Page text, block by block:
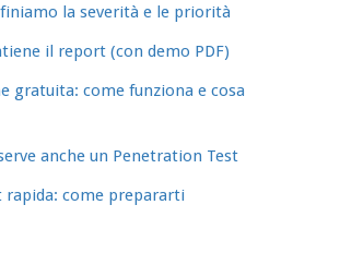
la severità e le priorità
il report (con demo PDF)
gratuita: come funziona e cosa
anche un Penetration Test
rapida: come prepararti